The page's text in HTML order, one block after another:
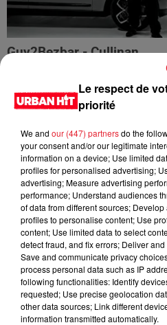
Guy2Bezbar - Cullinan
HIMRA, NINHO, NO PAIN
Le respect de
priorité
We and our (447) partnersdo the
your consent and/or our legitimate
information on a device; Use limited
profiles for personalised advertising;
advertising; Measure advertising
performance; Understand audiences
of data from different sources;
profiles to personalise content; Use
content; Use limited data to select
detect fraud, and fix errors; Deliver
Save and communicate privacy
process personal data such as IP
following functionalities: Identify
requested; Use precise geolocation
other data sources; Link different
information transmitted automatically.